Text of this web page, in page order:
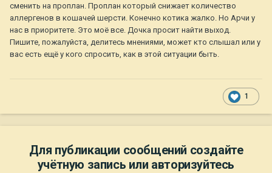
сменить на проплан. Проплан который снижает количество
аллергенов в кошачей шерсти. Конечно котика жалко. Но Арчи у
нас в приоритете. Это моё все. Дочка просит найти выход.
Пишите, пожалуйста, делитесь мнениями, может кто слышал или у
вас есть ещё у кого спросить, как в этой ситуации быть.
1
Для публикации сообщений создайте
учётную запись или авторизуйтесь